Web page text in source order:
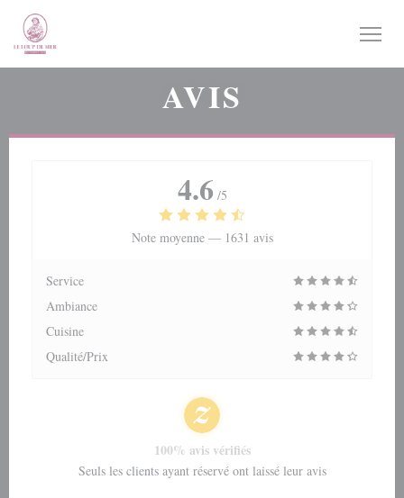
AVIS
4.6 /5
Note moyenne — 1631 avis
Service
Ambiance
Cuisine
Qualité/Prix
100% avis vérifiés
Seuls les clients ayant réservé ont laissé leur avis